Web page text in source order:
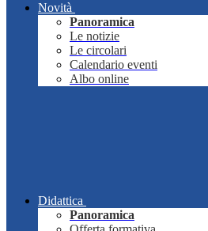
Novità
Panoramica
Le notizie
Le circolari
Calendario eventi
Albo online
Didattica
Panoramica